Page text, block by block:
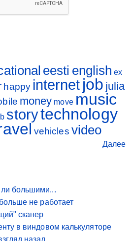
eesti english ex
happy internet job julia
money move music
storytechnology
vehicles video
Далее
большими...
не работает
сканер
в виндовом калькуляторе
назад